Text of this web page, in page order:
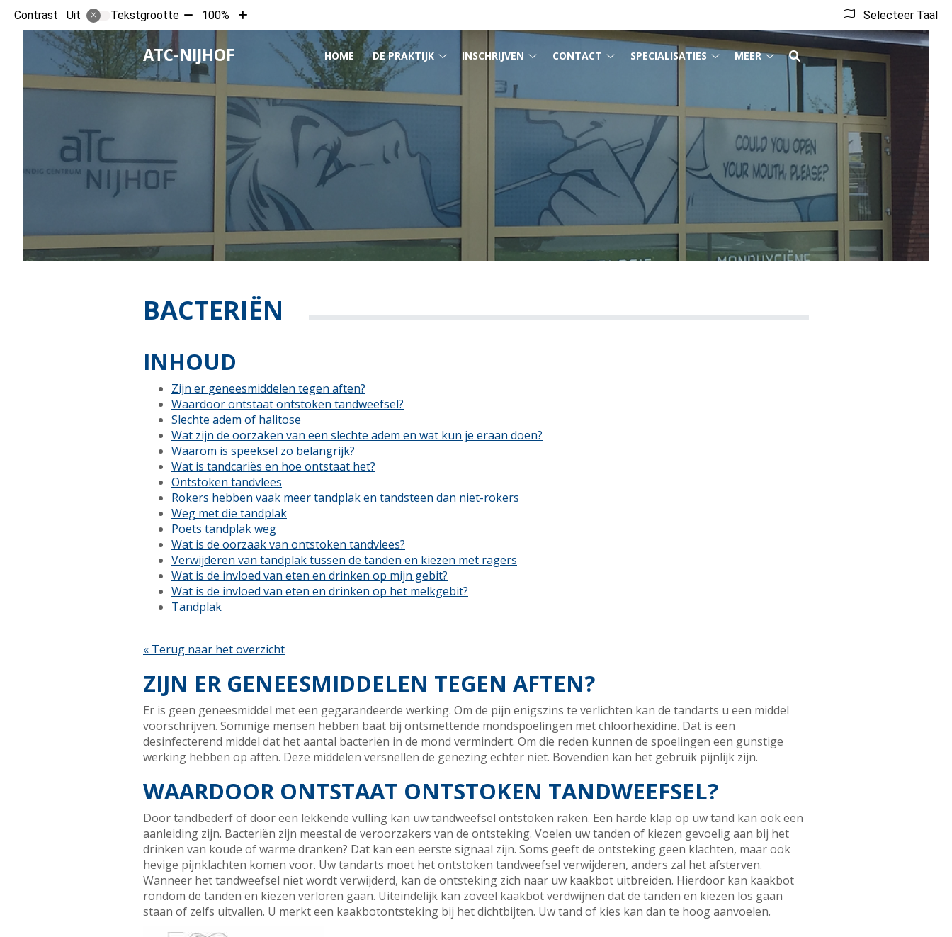
Contrast Uit Tekstgrootte Tekst
verkleinen
10%
100%
Tekst
vergroten
Selecteer Taal
ATC-NIJHOF HOOFDMENU
HOME DE PRAKTIJK
submenu
INSCHRIJVEN CONTACT SPECIALISATIES MEER
Meer
submenu
BACTERIËN
INHOUD
Zijn er geneesmiddelen tegen aften?
Waardoor ontstaat ontstoken tandweefsel?
Slechte adem of halitose
Wat zijn de oorzaken van een slechte adem en wat kun je eraan doen?
Waarom is speeksel zo belangrijk?
Wat is tandcariës en hoe ontstaat het?
Ontstoken tandvlees
Rokers hebben vaak meer tandplak en tandsteen dan niet-rokers
Weg met die tandplak
Poets tandplak weg
Wat is de oorzaak van ontstoken tandvlees?
Verwijderen van tandplak tussen de tanden en kiezen met ragers
Wat is de invloed van eten en drinken op mijn gebit?
Wat is de invloed van eten en drinken op het melkgebit?
Tandplak
« Terug naar het overzicht
ZIJN ER GENEESMIDDELEN TEGEN AFTEN?
Er is geen geneesmiddel met een gegarandeerde werking. Om de pijn enigszins te verlichten kan de tandarts u een middel
voorschrijven. Sommige mensen hebben baat bij ontsmettende mondspoelingen met chloorhexidine. Dat is een
desinfecterend middel dat het aantal bacteriën in de mond vermindert. Om die reden kunnen de spoelingen een gunstige
werking hebben op aften. Deze middelen versnellen de genezing echter niet. Bovendien kan het gebruik pijnlijk zijn.
WAARDOOR ONTSTAAT ONTSTOKEN TANDWEEFSEL?
Door tandbederf of door een lekkende vulling kan uw tandweefsel ontstoken raken. Een harde klap op uw tand kan ook een
aanleiding zijn. Bacteriën zijn meestal de veroorzakers van de ontsteking. Voelen uw tanden of kiezen gevoelig aan bij het
drinken van koude of warme dranken? Dat kan een eerste signaal zijn. Soms geeft de ontsteking geen klachten, maar ook
hevige pijnklachten komen voor. Uw tandarts moet het ontstoken tandweefsel verwijderen, anders zal het afsterven.
Wanneer het tandweefsel niet wordt verwijderd, kan de ontsteking zich naar uw kaakbot uitbreiden. Hierdoor kan kaakbot
rondom de tanden en kiezen verloren gaan. Uiteindelijk kan zoveel kaakbot verdwijnen dat de tanden en kiezen los gaan
staan of zelfs uitvallen. U merkt een kaakbotontsteking bij het dichtbijten. Uw tand of kies kan dan te hoog aanvoelen.